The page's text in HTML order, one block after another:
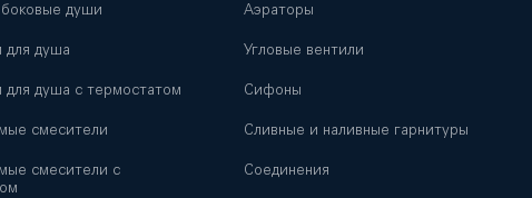
души
для душа
для душа с термостатом
смесители
смесители с
Аэраторы
Угловые вентили
Сифоны
Сливные и наливные гарнитуры
Соединения